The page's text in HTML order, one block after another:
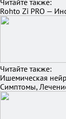
Читайте также:
Rohto Zi PRO —
Читайте также:
Ишемическая
Симптомы,